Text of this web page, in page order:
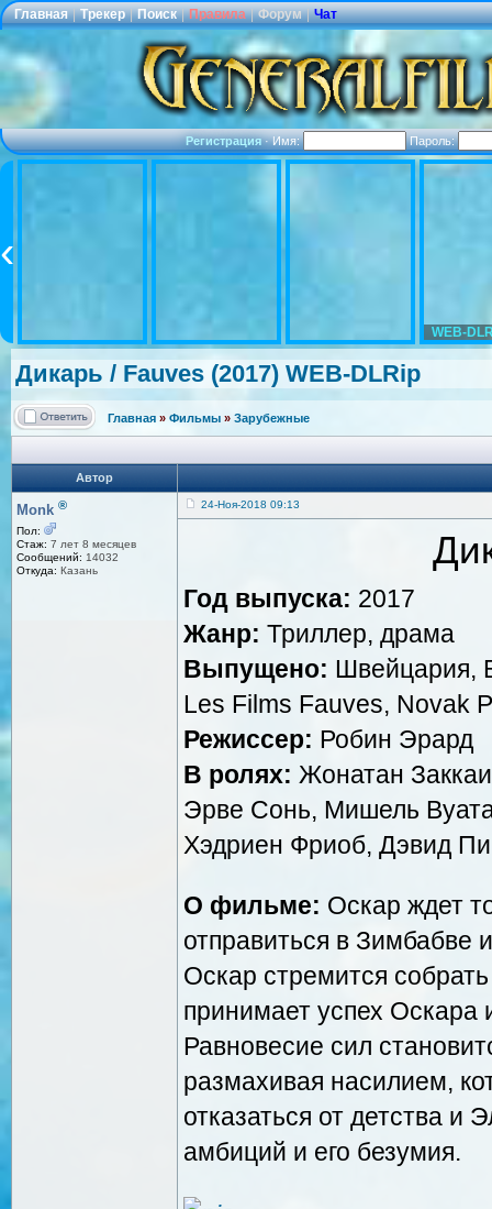
Главная | Трекер | Поиск | Правила | Форум | Чат
Регистрация·Имя: Пароль:
WEB-
Дикарь / Fauves (2017) WEB-DLRip
Главная » Фильмы » Зарубежные
Автор
Monk ®
Пол:
Стаж: 7 лет 8 месяцев
Сообщений: 14032
Откуда: Казань
24-Ноя-2018 09:13
Год выпуска: 2017
Жанр: Триллер, драма
Выпущено: Швейцария,
Les Films Fauves, Novak
Режиссер: Робин Эрард
В ролях: Жонатан
Эрве Сонь, Мишель
Хэдриен Фриоб, Дэвид
О фильме: Оскар ждет
отправиться в Зимбабве
Оскар стремится
принимает успех Оскара
Равновесие сил
размахивая насилием,
отказаться от детства и
амбиций и его безумия.